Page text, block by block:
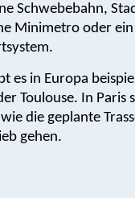
Schwebebahn,
Minimetro oder ein
es in Europa
Toulouse. In Paris
die geplante
gehen.